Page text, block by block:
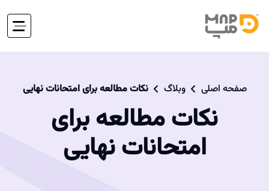
صفحه اصلی وبلاگ نکات مطالعه برای امتحانات نهایی
نکات مطالعه برای
امتحانات نهایی